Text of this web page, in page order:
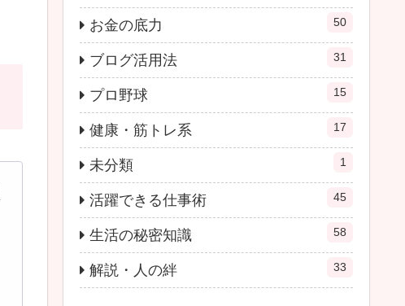
お金の底力 50
ブログ活用法 31
プロ野球 15
健康・筋トレ系 17
未分類 1
活躍できる仕事術 45
生活の秘密知識 58
解説・人の絆 33